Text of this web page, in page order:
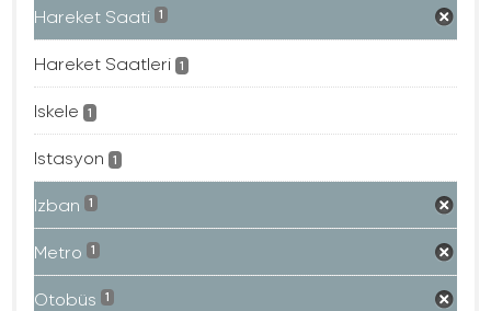
Hareket Saati 1
Hareket Saatleri 1
Iskele 1
Istasyon 1
Izban 1
Metro 1
Otobüs 1